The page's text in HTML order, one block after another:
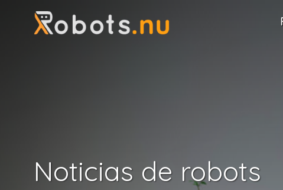
Noticias de robots